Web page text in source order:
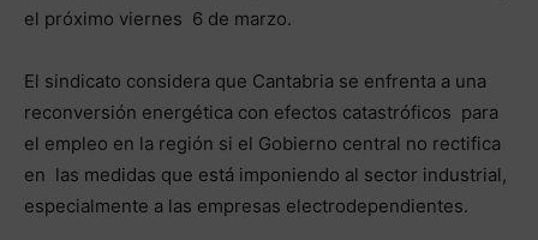
el próximo viernes 6 de marzo.
El sindicato considera que Cantabria se enfrenta a una
reconversión energética con efectos catastróficos para
el empleo en la región si el Gobierno central no rectifica
en las medidas que está imponiendo al sector industrial,
especialmente a las empresas electrodependientes.